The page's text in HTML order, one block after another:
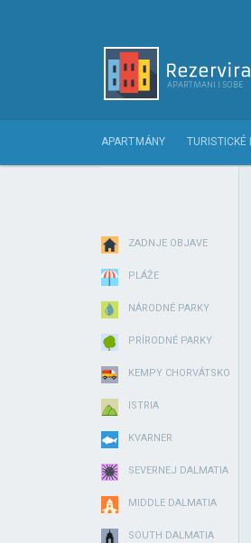
APARTMÁNY TURISTICKÉ
ZADNJE OBJAVE
PLÁŽE
NÁRODNÉ PARKY
PRÍRODNÉ PARKY
KEMPY CHORVÁTSKO
ISTRIA
KVARNER
SEVERNEJ DALMATIA
MIDDLE DALMATIA
SOUTH DALMATIA